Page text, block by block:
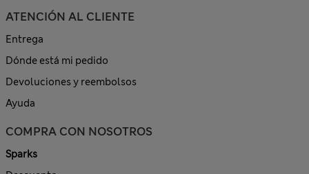
ATENCIÓN AL CLIENTE
Entrega
Dónde está mi pedido
Devoluciones y reembolsos
Ayuda
COMPRA CON NOSOTROS
Sparks